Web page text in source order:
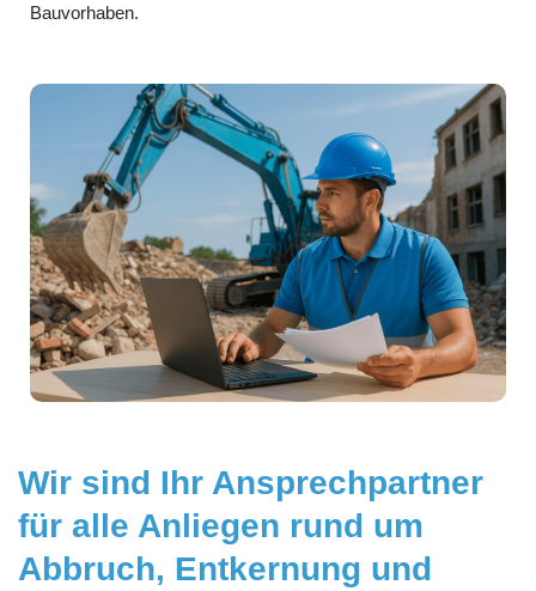
Bauvorhaben.
Wir sind Ihr Ansprechpartner
für alle Anliegen rund um
Abbruch, Entkernung und